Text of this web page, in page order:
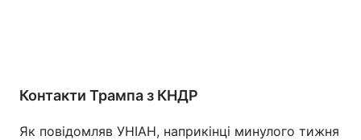
Контакти Трампа з КНДР
Як повідомляв УНІАН, наприкінці минулого тижня